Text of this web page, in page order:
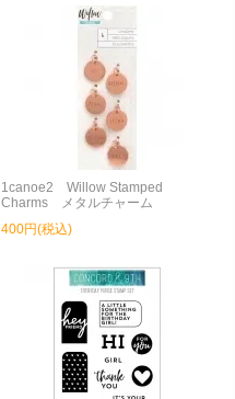
1canoe2 Willow Stamped
Charms メタルチャーム
400円(税込)